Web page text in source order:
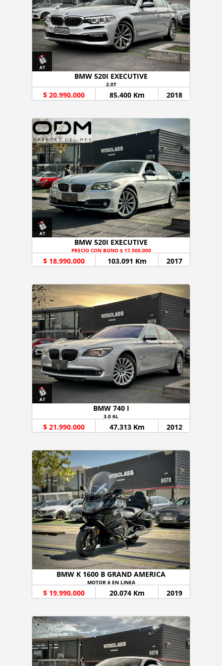
BMW 520I EXECUTIVE
2.0T
$ 20.990.000 85.400 Km 2018
BMW 520I EXECUTIVE
PRECIO CON BONO $ 17.500.000
$ 18.990.000 103.091 Km 2017
BMW 740 I
3.0 6L
$ 21.990.000 47.313 Km 2012
BMW K 1600 B GRAND AMERICA
MOTOR 6 EN LINEA
$ 19.990.000 20.074 Km 2019